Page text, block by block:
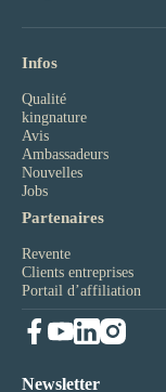
Infos
Qualité
kingnature
Avis
Ambassadeurs
Nouvelles
Jobs
Partenaires
Revente
Clients entreprises
Portail d’affiliation
Newsletter